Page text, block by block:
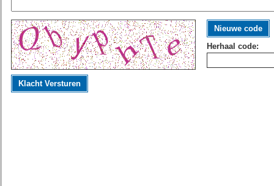
Nieuwe code
Herhaal code:
Klacht Versturen